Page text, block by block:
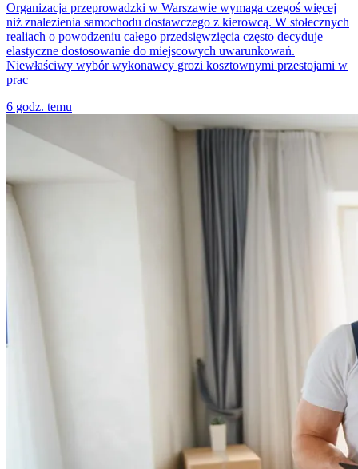
Organizacja przeprowadzki w Warszawie wymaga czegoś więcej
niż znalezienia samochodu dostawczego z kierowcą. W stołecznych
realiach o powodzeniu całego przedsięwzięcia często decyduje
elastyczne dostosowanie do miejscowych uwarunkowań.
Niewłaściwy wybór wykonawcy grozi kosztownymi przestojami w
prac
6 godz. temu